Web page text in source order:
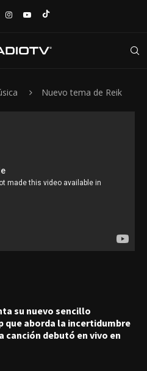
Nuevo tema de Reik
su nuevo sencillo
que aborda la incertidumbre
canción debutó en vivo en